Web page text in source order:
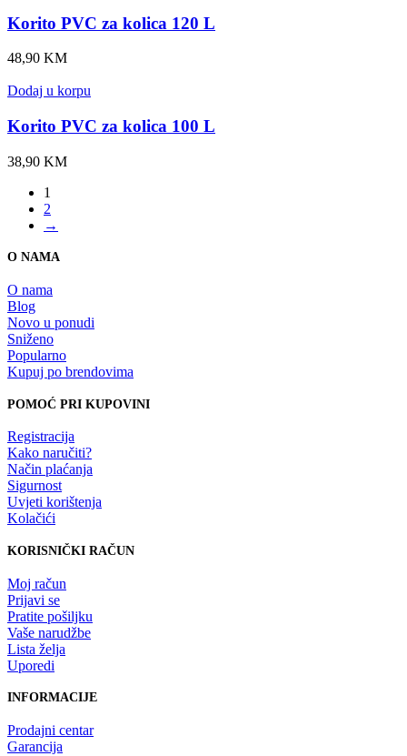
Korito PVC za kolica 120 L
48,90 KM
Dodaj u korpu
Korito PVC za kolica 100 L
38,90 KM
1
2
→
O NAMA
O nama
Blog
Novo u ponudi
Sniženo
Popularno
Kupuj po brendovima
POMOĆ PRI KUPOVINI
Registracija
Kako naručiti?
Način plaćanja
Sigurnost
Uvjeti korištenja
Kolačići
KORISNIČKI RAČUN
Moj račun
Prijavi se
Pratite pošiljku
Vaše narudžbe
Lista želja
Uporedi
INFORMACIJE
Prodajni centar
Garancija